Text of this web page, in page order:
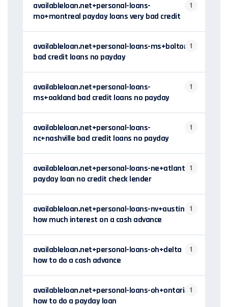
availableloan.net+personal-loans-
mo+montreal payday loans very bad credit
1
availableloan.net+personal-loans-ms+bolton
bad credit loans no payday
1
availableloan.net+personal-loans-
ms+oakland bad credit loans no payday
1
availableloan.net+personal-loans-
nc+nashville bad credit loans no payday
1
availableloan.net+personal-loans-ne+atlanta
payday loan no credit check lender
1
availableloan.net+personal-loans-nv+austin
how much interest on a cash advance
1
availableloan.net+personal-loans-oh+delta
how to do a cash advance
1
availableloan.net+personal-loans-oh+ontario
how to do a payday loan
1